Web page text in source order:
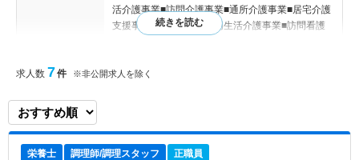
活介護事業■訪問介護事業■通所介護事業■居宅介護
支援事業■痴呆対応型共同生活介護事業■訪問看護
80名） ■ショートステイ（定員/14名） ■診療所 ■通
ルパー等） ■京都府内に16拠点、46事業の介護・
福祉サービスてを展開する地域に根差した法人で
求人数 7件 ※非公開求人を除く
栄養士 調理師/調理スタッフ 正職員